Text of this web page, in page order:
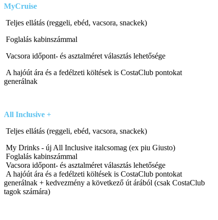
MyCruise
Teljes ellátás (reggeli, ebéd, vacsora, snackek)
Foglalás kabinszámmal
Vacsora időpont- és asztalméret választás lehetősége
A hajóút ára és a fedélzeti költések is CostaClub pontokat
generálnak
All Inclusive +
Teljes ellátás (reggeli, ebéd, vacsora, snackek)
My Drinks - új All Inclusive italcsomag (ex piu Giusto)
Foglalás kabinszámmal
Vacsora időpont- és asztalméret választás lehetősége
A hajóút ára és a fedélzeti költések is CostaClub pontokat
generálnak + kedvezmény a következő út árából (csak CostaClub
tagok számára)